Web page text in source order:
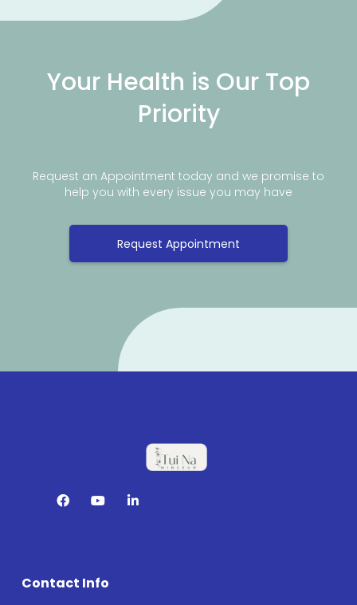
Your Health is Our Top
Priority
Request an Appointment today and we promise to
help you with every issue you may have
Request Appointment
Contact Info